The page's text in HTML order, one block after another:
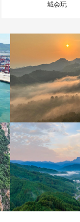
城会玩
河北承德：金山
8月6日，河北承德，